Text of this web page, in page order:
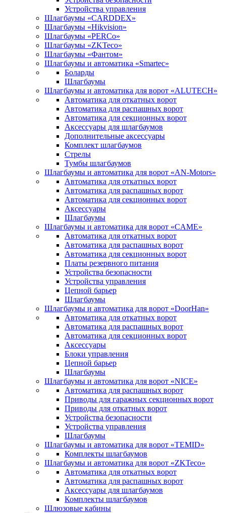
Устройства управления
Шлагбаумы «CARDDEX»
Шлагбаумы «Hikvision»
Шлагбаумы «PERCo»
Шлагбаумы «ZKTeco»
Шлагбаумы «Фантом»
Шлагбаумы и автоматика «Smartec»
Боларды
Шлагбаумы
Шлагбаумы и автоматика для ворот «ALUTECH»
Автоматика для откатных ворот
Автоматика для распашных ворот
Автоматика для секционных ворот
Аксессуары для шлагбаумов
Дополнительные аксессуары
Комплект шлагбаумов
Стрелы
Тумбы шлагбаумов
Шлагбаумы и автоматика для ворот «AN-Motors»
Автоматика для откатных ворот
Автоматика для распашных ворот
Автоматика для секционных ворот
Аксессуары
Шлагбаумы
Шлагбаумы и автоматика для ворот «CAME»
Автоматика для откатных ворот
Автоматика для распашных ворот
Автоматика для секционных ворот
Платы резервного питания
Устройства безопасности
Устройства управления
Цепной барьер
Шлагбаумы
Шлагбаумы и автоматика для ворот «DoorHan»
Автоматика для откатных ворот
Автоматика для распашных ворот
Автоматика для секционных ворот
Аксессуары
Блоки управления
Цепной барьер
Шлагбаумы
Шлагбаумы и автоматика для ворот «NICE»
Автоматика для распашных ворот
Приводы для гаражных секционных ворот
Приводы для откатных ворот
Устройства безопасности
Устройства управления
Шлагбаумы
Шлагбаумы и автоматика для ворот «TEMID»
Комплекты шлагбаумов
Шлагбаумы и автоматика для ворот «ZKTeco»
Автоматика для откатных ворот
Автоматика для распашных ворот
Аксессуары для шлагбаумов
Комплекты шлагбаумов
Шлюзовые кабины